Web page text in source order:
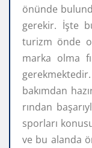
önünde
gerekir. İşte
turizm önde
marka olma
bakımdan
rından
sporları
ve bu alanda